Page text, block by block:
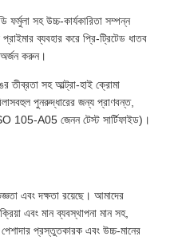
ফর্মুলা সহ উচ্চ-কার্যকারিতা সম্পন্ন
ব্যবহার করে প্রি-ট্রিটেড ধাতব
অর্জন করুন।
তীব্রতা সহ আল্ট্রা-হাই ক্রোমা
পুনরুদ্ধারের জন্য প্রাণবন্ত,
105-A05 জেনন টেস্ট সার্টিফাইড)।
এবং দক্ষতা রয়েছে। আমাদের
এবং মান ব্যবস্থাপনা মান সহ,
প্রস্তুতকারক এবং উচ্চ-মানের